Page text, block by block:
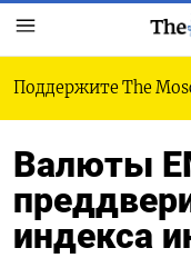
Поддержите The
Валюты
индекса